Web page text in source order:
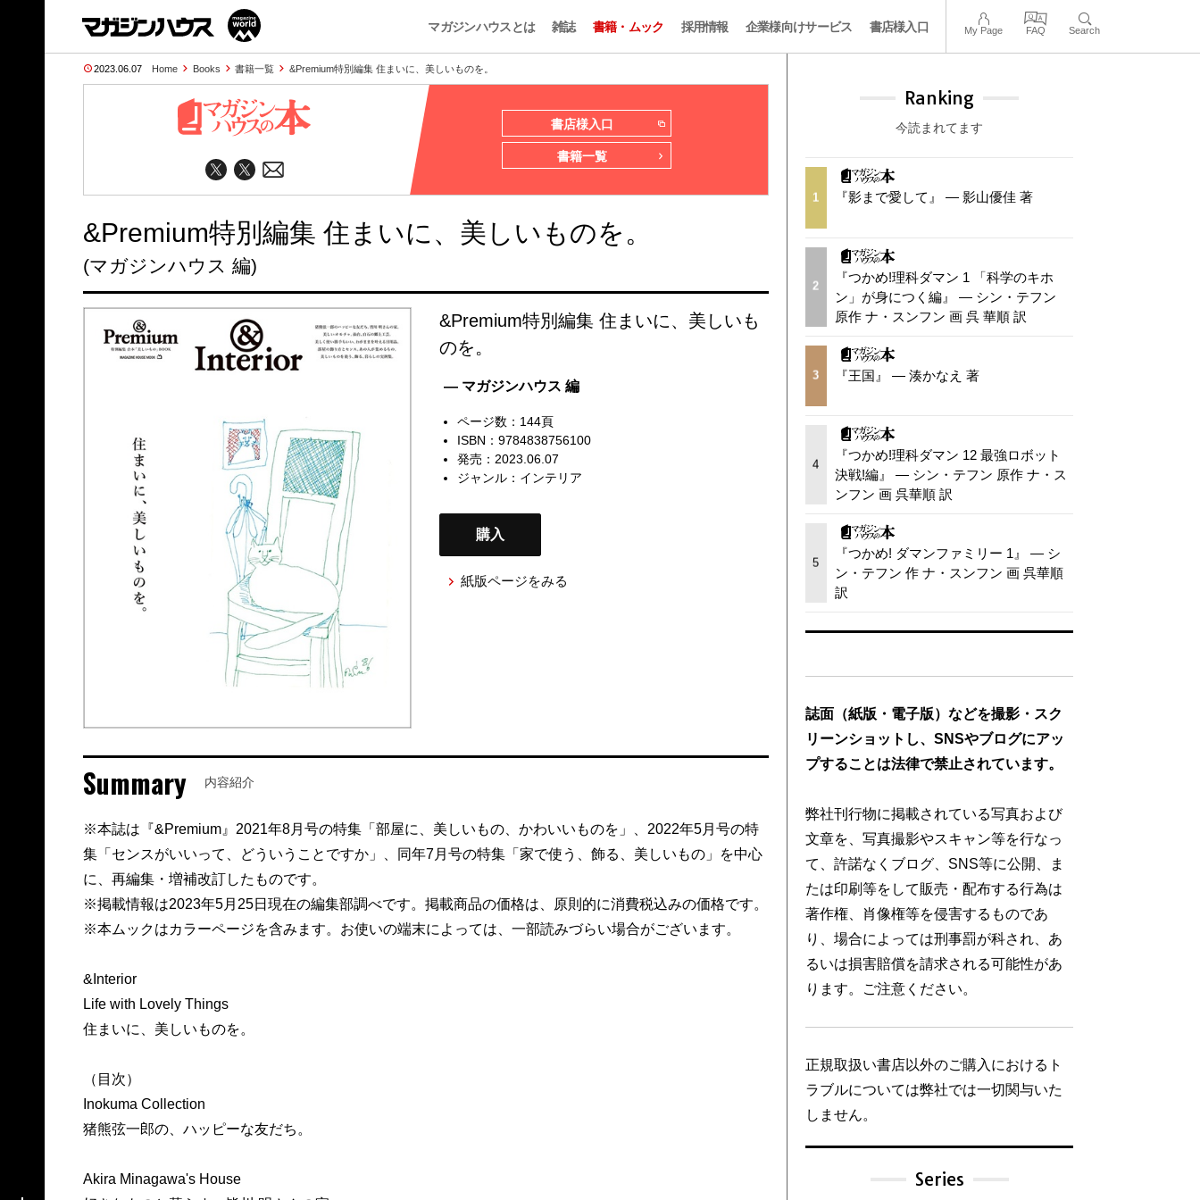
マガジンハウスとは 雑誌 書籍・ムック 採用情報 企業様向けサービス 書店様入口 My Page FAQ Search
2023.06.07 Home Books 書籍一覧 &Premium特別編集 住まいに、美しいものを。
書店様入口
書籍一覧
&Premium特別編集 住まいに、美しいものを。
(マガジンハウス 編)
&Premium特別編集 住まいに、美しいも
のを。
— マガジンハウス 編
ページ数：144頁
ISBN：9784838756100
発売：2023.06.07
ジャンル： インテリア
購入
紙版ページをみる
Summary 内容紹介
※本誌は『&Premium』2021年8月号の特集「部屋に、美しいもの、かわいいものを」、2022年5月号の特
集「センスがいいって、どういうことですか」、同年7月号の特集「家で使う、飾る、美しいもの」を中心
に、再編集・増補改訂したものです。
※掲載情報は2023年5月25日現在の編集部調べです。掲載商品の価格は、原則的に消費税込みの価格です。
※本ムックはカラーページを含みます。お使いの端末によっては、一部読みづらい場合がございます。
&Interior
Life with Lovely Things
住まいに、美しいものを。
（目次）
Inokuma Collection
猪熊弦一郎の、ハッピーな友だち。
Akira Minagawa's House
Ranking
今読まれてます
1 『影まで愛して』 — 影山優佳 著
2
『つかめ!理科ダマン 1 「科学のキホ
ン」が身につく編』 — シン・テフン
原作 ナ・スンフン 画 呉 華順 訳
3 『王国』 — 湊かなえ 著
4
『つかめ!理科ダマン 12 最強ロボット
決戦!編』 — シン・テフン 原作 ナ・ス
ンフン 画 呉華順 訳
5
『つかめ! ダマンファミリー 1』 — シ
ン・テフン 作 ナ・スンフン 画 呉華順
訳
誌面（紙版・電子版）などを撮影・スク
リーンショットし、SNSやブログにアッ
プすることは法律で禁止されています。
弊社刊行物に掲載されている写真および
文章を、写真撮影やスキャン等を行なっ
て、許諾なくブログ、SNS等に公開、ま
たは印刷等をして販売・配布する行為は
著作権、肖像権等を侵害するものであ
り、場合によっては刑事罰が科され、あ
るいは損害賠償を請求される可能性があ
ります。ご注意ください。
正規取扱い書店以外のご購入におけるト
ラブルについては弊社では一切関与いた
しません。
Series